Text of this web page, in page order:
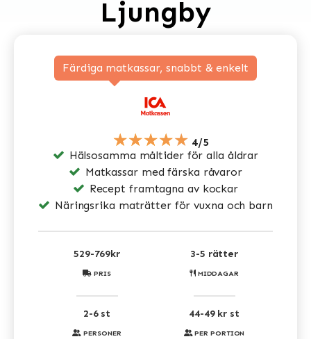
Ljungby
Färdiga matkassar, snabbt & enkelt
★★★★★ 4/5
Hälsosamma måltider för alla åldrar
Matkassar med färska råvaror
Recept framtagna av kockar
Näringsrika maträtter för vuxna och barn
PRIS
529-769kr
MIDDAGAR
3-5 rätter
PERSONER
2-6 st
PER PORTION
44-49 kr st